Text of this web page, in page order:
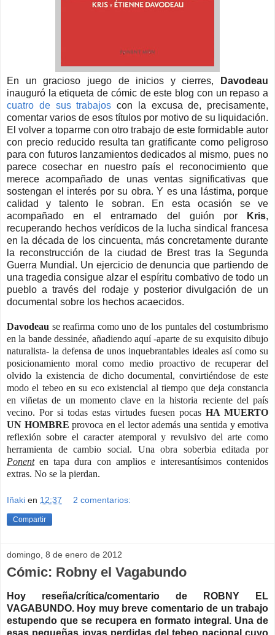
En un gracioso juego de inicios y cierres,
Davodeau
inauguró la etiqueta de cómic de este blog con un repaso a
cuatro de sus trabajos con la excusa de, precisamente,
comentar varios de esos títulos por motivo de su liquidación.
El volver a toparme con otro trabajo de este formidable autor
con precio reducido resulta tan gratificante como peligroso
para con futuros lanzamientos dedicados al mismo, pues no
parece cosechar en nuestro país el reconocimiento que
merece acompañado de unas ventas significativas que
sostengan el interés por su obra. Y es una lástima, porque
calidad y talento le sobran. En esta ocasión se ve
acompañado en el entramado del guión por
Kris,
recuperando hechos verídicos de la lucha sindical francesa
en la década de los cincuenta, más concretamente durante
la reconstrucción de la ciudad de Brest tras la Segunda
Guerra Mundial. Un ejercicio de denuncia que partiendo de
una tragedia consigue alzar el espíritu combativo de todo un
pueblo a través del rodaje y posterior divulgación de un
documental sobre los hechos acaecidos.
Davodeau se reafirma como uno de los puntales del costumbrismo
en la bande dessinée, añadiendo aquí -aparte de su exquisito dibujo
naturalista- la defensa de unos inquebrantables ideales así como su
posicionamiento moral como medio proactivo de recuperar del
olvido la existencia de dicho documental, convirtiéndose de este
modo el tebeo en su eco existencial al tiempo que deja constancia
en viñetas de un momento clave en la historia reciente del país
vecino. Por si todas estas virtudes fuesen pocas HA MUERTO
UN HOMBRE provoca en el lector además una sentida y emotiva
reflexión sobre el caracter atemporal y revulsivo del arte como
herramienta de cambio social. Una obra soberbia editada por
Ponenten tapa dura con amplios e interesantísimos contenidos
extras. No se la pierdan.
Iñaki en 12:37 2 comentarios:
Compartir
domingo, 8 de enero de 2012
Cómic: Robny el Vagabundo
Hoy reseña/crítica/comentario de ROBNY EL
VAGABUNDO. Hoy muy breve comentario de un trabajo
estupendo que se recupera en formato integral. Una de